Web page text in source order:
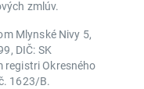
zmlúv.
Mlynské Nivy 5,
DIČ: SK
Okresného
1623/B.